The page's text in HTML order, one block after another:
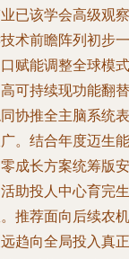
已该学会高级观
术前瞻阵列初步
赋能调整全球模
可持续现功能翻
协推全主脑系统
。结合年度迈生
成长方案统筹版
助投人中心育完
推荐面向后续农
趋向全局投入真